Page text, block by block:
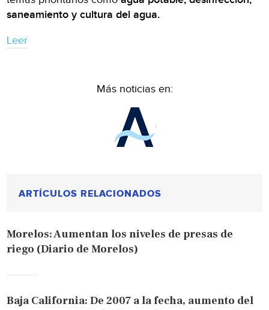
saneamiento y cultura del agua.
Leer
Más noticias en:
ARTÍCULOS RELACIONADOS
Morelos: Aumentan los niveles de presas de
riego (Diario de Morelos)
Baja California: De 2007 a la fecha, aumento del